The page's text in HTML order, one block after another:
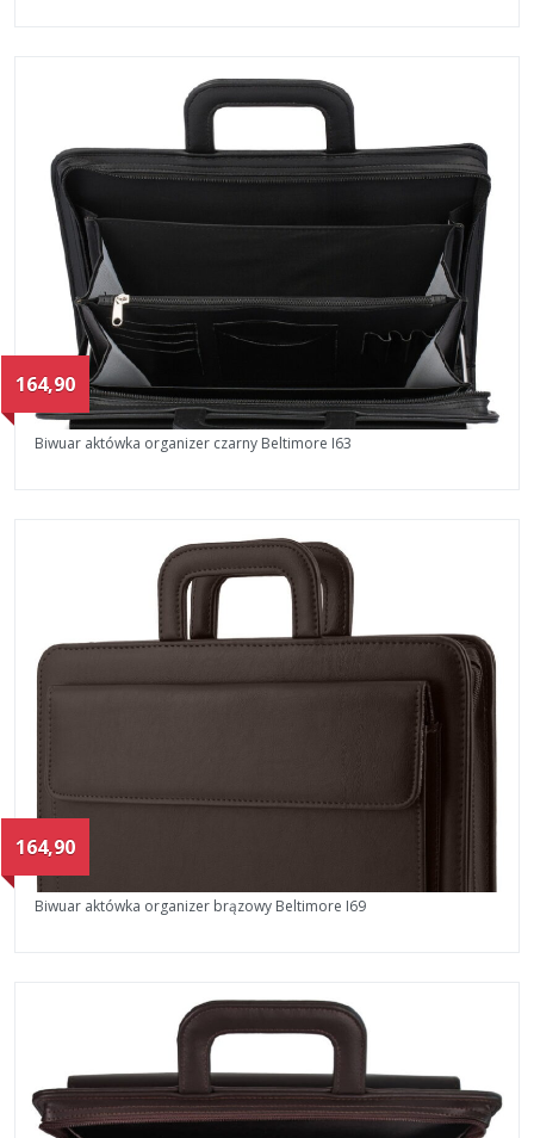
164,90
Biwuar aktówka organizer czarny Beltimore I63
164,90
Biwuar aktówka organizer brązowy Beltimore I69